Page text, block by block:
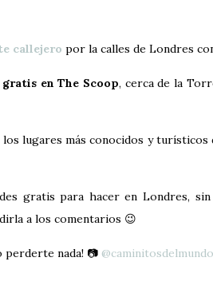
callejero por la calles de Londres
en The Scoop, cerca de la
lugares más conocidos y turísticos
gratis para hacer en Londres,
a los comentarios 😉
perderte nada! 📷 @caminitosdelmundo